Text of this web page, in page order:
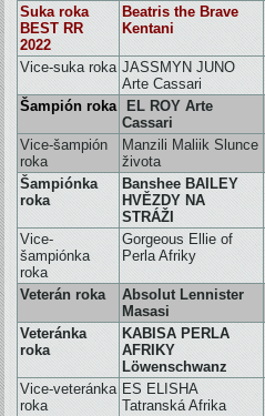
Suka roka
BEST RR
2022
Beatris the Brave
Kentani
Vice-suka roka JASSMYN JUNO
Arte Cassari
Šampión roka
EL ROY Arte
Cassari
Vice-šampión
roka
Manzili Maliik Slunce
života
Šampiónka
roka
Banshee BAILEY
HVĚZDY NA
STRÁŽI
Vice-
šampiónka
roka
Gorgeous Ellie of
Perla Afriky
Veterán roka
Absolut Lennister
Masasi
Veteránka
roka
KABISA PERLA
AFRIKY
Löwenschwanz
Vice-veteránka
roka
ES ELISHA
Tatranská Afrika